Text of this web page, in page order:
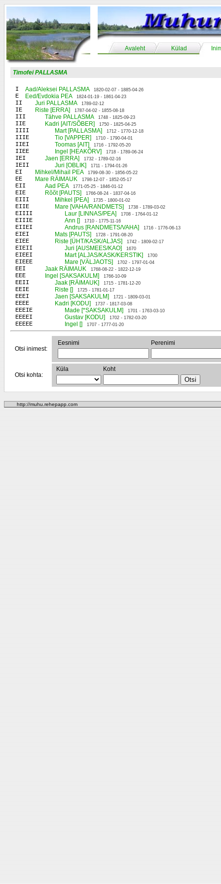
Avaleht Külad
Timofei PALLASMA
I Aad/Aleksei PALLASMA 1820-02-07 - 1885-04-26
E Eed/Evdokia PEA 1824-01-19 - 1861-04-23
II Juri PALLASMA 1789-02-12
IE Riste [ERRA] 1787-04-02 - 1855-08-18
III Tähve PALLASMA 1748 - 1825-09-23
IIE Kadri [AIT/SÕBER] 1750 - 1825-04-25
IIII Mart [PALLASMA] 1712 - 1770-12-18
IIIE Tio [VAPPER] 1710 - 1790-04-01
IIEI Toomas [AIT] 1716 - 1792-05-20
IIEE Ingel [HEAKÕRV] 1718 - 1789-06-24
IEI Jaen [ERRA] 1732 - 1789-02-16
IEII Juri [OBLIK] 1711 - 1794-01-26
EI Mihkel/Mihail PEA 1799-08-30 - 1856-05-22
EE Mare RÄIMAUK 1798-12-07 - 1852-05-17
EII Aad PEA 1771-05-25 - 1846-01-12
EIE Rõõt [PAUTS] 1766-08-24 - 1837-04-16
EIII Mihkel [PEA] 1735 - 1800-01-02
EIIE Mare [VAHA/RANDMETS] 1738 - 1789-03-02
EIIII Laur [LINNAS/PEA] 1708 - 1764-01-12
EIIIE Ann [] 1710 - 1775-11-16
EIIEI Andrus [RANDMETS/VAHA] 1716 - 1776-06-13
EIEI Mats [PAUTS] 1728 - 1791-08-20
EIEE Riste [ÜHT/KASK/ALJAS] 1742 - 1809-02-17
EIEII Juri [AUSMEES/KAO] 1670
EIEEI Mart [ALJAS/KASK/KERSTIK] 1700
EIEEE Mare [VÄLJAOTS] 1702 - 1797-01-04
EEI Jaak RÄIMAUK 1768-08-22 - 1822-12-19
EEE Ingel [SAKSAKULM] 1766-10-09
EEII Jaak [RÄIMAUK] 1715 - 1781-12-20
EEIE Riste [] 1725 - 1781-01-17
EEEI Jaen [SAKSAKULM] 1721 - 1809-03-01
EEEE Kadri [KODU] 1737 - 1817-03-08
EEEIE Made [*SAKSAKULM] 1701 - 1763-03-10
EEEEI Gustav [KODU] 1702 - 1782-03-20
EEEEE Ingel [] 1707 - 1777-01-20
Otsi inimest:
Eesnimi Perenimi
Otsi kohta:
Küla Koht
http://muhu.rehepapp.com